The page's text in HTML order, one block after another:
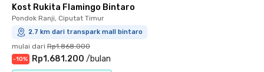
Kost Rukita Flamingo Bintaro
Pondok Ranji, Ciputat Timur
2.7 km dari transpark mall bintaro
mulai dari Rp1.868.000
-10% Rp1.681.200 /bulan